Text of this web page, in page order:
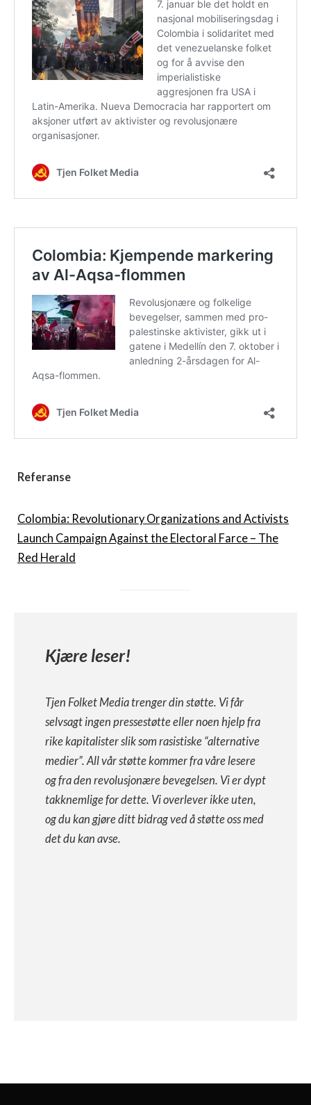
Referanse
Colombia: Revolutionary Organizations and Activists
Launch Campaign Against the Electoral Farce – The
Red Herald
Kjære leser!
Tjen Folket Media trenger din støtte. Vi får
selvsagt ingen pressestøtte eller noen hjelp fra
rike kapitalister slik som rasistiske “alternative
medier”. All vår støtte kommer fra våre lesere
og fra den revolusjonære bevegelsen. Vi er dypt
takknemlige for dette. Vi overlever ikke uten,
og du kan gjøre ditt bidrag ved å støtte oss med
det du kan avse.